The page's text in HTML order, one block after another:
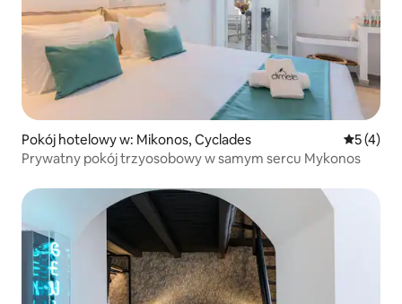
Pokój hotelowy w: Mikonos, Cyclades Średnia
5 (4)
Prywatny pokój trzyosobowy w samym sercu Mykonos